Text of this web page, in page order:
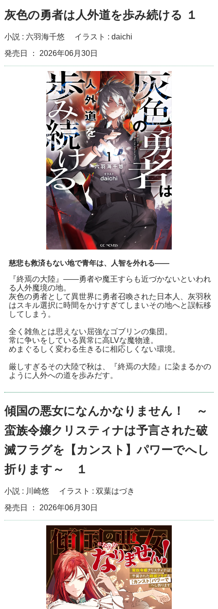
灰色の勇者は人外道を歩み続ける １
小説 : 六羽海千悠 イラスト : daichi
発売日 ： 2026年06月30日
慈悲も救済もない地で青年は、人智を外れる――
『終焉の大陸』――勇者や魔王すらも近づかないといわれ
る人外魔境の地。
灰色の勇者として異世界に勇者召喚された日本人、灰羽秋
はスキル選択に時間をかけすぎてしまいその地へと誤転移
してしまう。
全く雑魚とは思えない屈強なゴブリンの集団。
常に争いをしている異常に高LVな魔物達。
めまぐるしく変わる生きるに相応しくない環境。
厳しすぎるその大陸で秋は、『終焉の大陸』に染まるかの
ように人外への道を歩みだす。
傾国の悪女になんかなりません！ ～
蛮族令嬢クリスティナは予言された破
滅フラグを【カンスト】パワーでへし
折ります～ １
小説 : 川崎悠 イラスト : 双葉はづき
発売日 ： 2026年06月30日